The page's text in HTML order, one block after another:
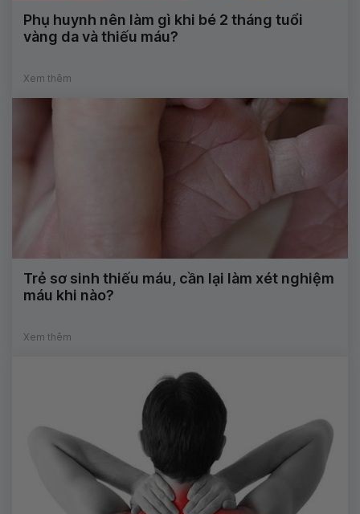
Phụ huynh nên làm gì khi bé 2 tháng tuổi
vàng da và thiếu máu?
Xem thêm
Trẻ sơ sinh thiếu máu, cần lại làm xét nghiệm
máu khi nào?
Xem thêm